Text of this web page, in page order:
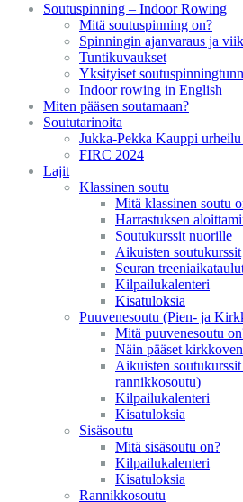
Soutuspinning – Indoor Rowing
Mitä soutuspinning on?
Spinningin ajanvaraus ja
Tuntikuvaukset
Yksityiset
Indoor rowing in English
Miten pääsen soutamaan?
Soututarinoita
Jukka-Pekka Kauppi
FIRC 2024
Lajit
Klassinen soutu
Mitä klassinen soutu
Harrastuksen
Soutukurssit nuorille
Aikuisten soutukurssit
Seuran
Kilpailukalenteri
Kisatuloksia
Puuvenesoutu (Pien- ja
Mitä puuvenesoutu
Näin pääset
Aikuisten
rannikkosoutu)
Kilpailukalenteri
Kisatuloksia
Sisäsoutu
Mitä sisäsoutu on?
Kilpailukalenteri
Kisatuloksia
Rannikkosoutu